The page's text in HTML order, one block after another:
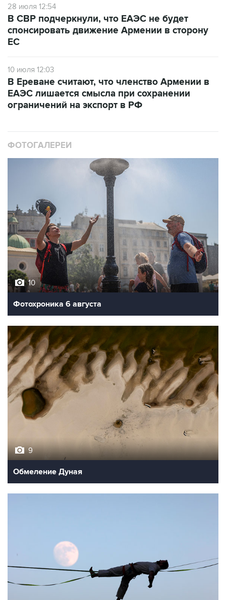
28 июля 12:54
В СВР подчеркнули, что ЕАЭС не будет
спонсировать движение Армении в сторону
ЕС
10 июля 12:03
В Ереване считают, что членство Армении в
ЕАЭС лишается смысла при сохранении
ограничений на экспорт в РФ
ФОТОГАЛЕРЕИ
10
Фотохроника 6 августа
9
Обмеление Дуная